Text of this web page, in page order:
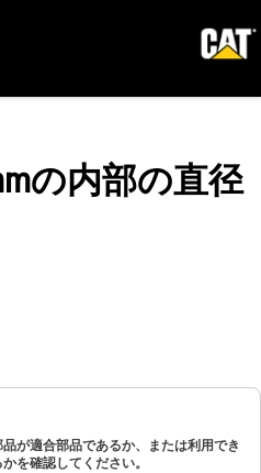
の内部の直径
が適合部品であるか、または利用でき
を確認してください。